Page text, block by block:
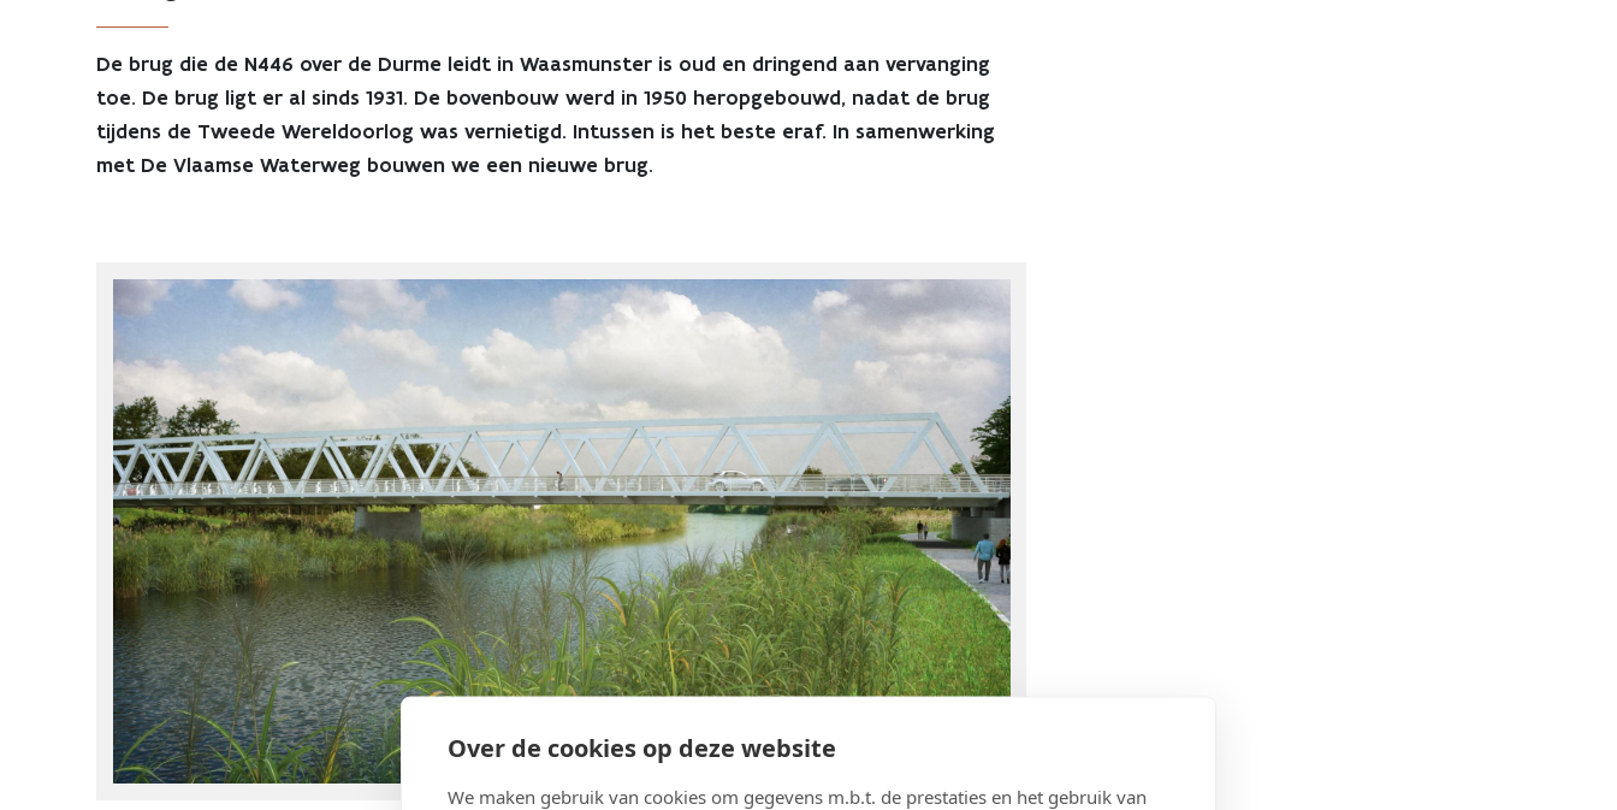
Over de cookies op deze website
We maken gebruik van cookies om gegevens m.b.t. de prestaties en het gebruik van
De brug die de N446 over de Durme leidt in Waasmunster is oud en dringend aan vervanging
toe. De brug ligt er al sinds 1931. De bovenbouw werd in 1950 heropgebouwd, nadat de brug
tijdens de Tweede Wereldoorlog was vernietigd. Intussen is het beste eraf. In samenwerking
met De Vlaamse Waterweg bouwen we een nieuwe brug.